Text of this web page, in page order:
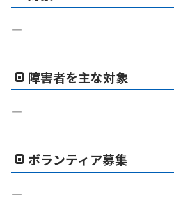
―
障害者を主な対象
―
ボランティア募集
―